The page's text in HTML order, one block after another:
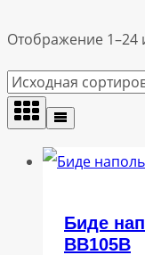
Отображение 1–24
Биде
BB105B